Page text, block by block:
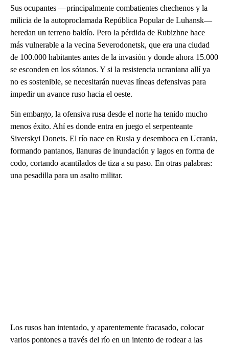
Sus ocupantes —principalmente combatientes chechenos y la
milicia de la autoproclamada República Popular de Luhansk—
heredan un terreno baldío. Pero la pérdida de Rubizhne hace
más vulnerable a la vecina Severodonetsk, que era una ciudad
de 100.000 habitantes antes de la invasión y donde ahora 15.000
se esconden en los sótanos. Y si la resistencia ucraniana allí ya
no es sostenible, se necesitarán nuevas líneas defensivas para
impedir un avance ruso hacia el oeste.
Sin embargo, la ofensiva rusa desde el norte ha tenido mucho
menos éxito. Ahí es donde entra en juego el serpenteante
Siverskyi Donets. El río nace en Rusia y desemboca en Ucrania,
formando pantanos, llanuras de inundación y lagos en forma de
codo, cortando acantilados de tiza a su paso. En otras palabras:
una pesadilla para un asalto militar.
Los rusos han intentado, y aparentemente fracasado, colocar
varios pontones a través del río en un intento de rodear a las